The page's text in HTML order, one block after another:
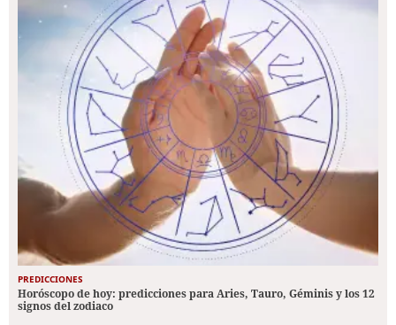
PREDICCIONES
Horóscopo de hoy: predicciones para Aries, Tauro, Géminis y los 12
signos del zodiaco